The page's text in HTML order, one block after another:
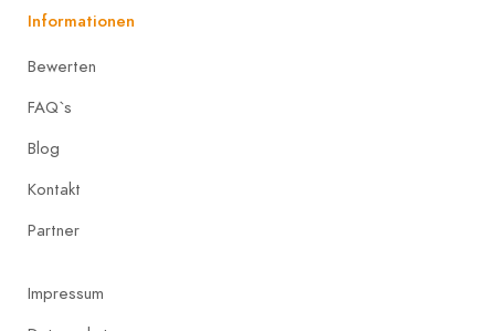
Informationen
Bewerten
FAQ`s
Blog
Kontakt
Partner
Impressum